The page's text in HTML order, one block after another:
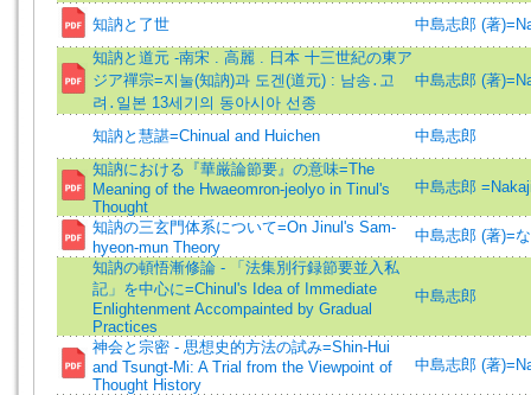
知訥と了世
中島志郎 (著
知訥と道元 -南宋 . 高麗 . 日本 十三世紀の東ア
ジア禪宗=지눌(知訥)과 도겐(道元) : 남송․고
려․일본 13세기의 동아시아 선종
中島志郎 (著
知訥と慧諶=Chinual and Huichen
中島志郎
知訥における『華厳論節要』の意味=The
Meaning of the Hwaeomron-jeolyo in Tinul's
Thought
中島志郎
知訥の三玄門体系について=On Jinul's Sam-
hyeon-mun Theory
中島志郎 (著)=
知訥の頓悟漸修論 - 「法集別行録節要並入私
記」を中心に=Chinul's Idea of Immediate
Enlightenment Accompainted by Gradual
Practices
中島志郎
神会と宗密 - 思想史的方法の試み=Shin-Hui
and Tsungt-Mi: A Trial from the Viewpoint of
Thought History
中島志郎 (著